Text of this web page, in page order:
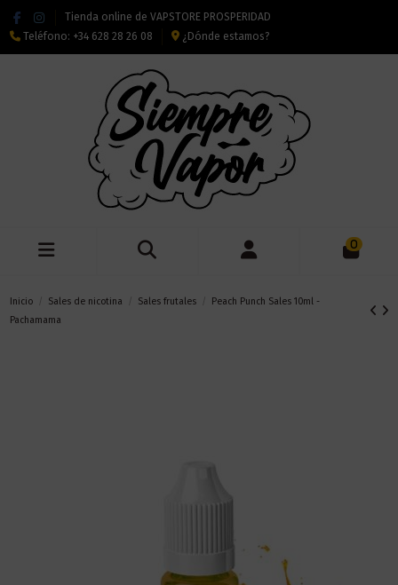
Tienda online de VAPSTORE PROSPERIDAD
Teléfono: +34 628 28 26 08 ¿Dónde estamos?
0
Inicio Sales de nicotina Sales frutales
Peach Punch Sales 10ml -
Pachamama